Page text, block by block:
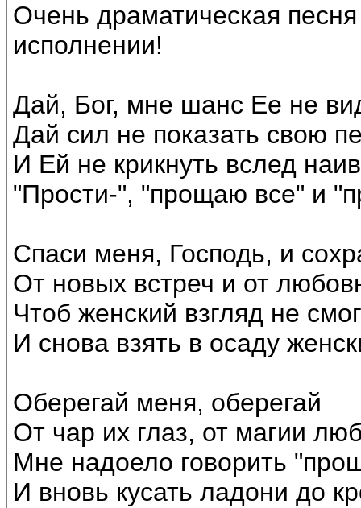
Очень драматическая
исполнении!
Дай, Бог, мне шанс Ее не
Дай сил не показать свою
И Ей не крикнуть вслед
"Прости-", "прощаю все" и
Спаси меня, Господь, и
От новых встреч и от
Чтоб женский взгляд не
И снова взять в осаду
Оберегай меня, оберегай
От чар их глаз, от магии
Мне надоело говорить
И вновь кусать ладони до